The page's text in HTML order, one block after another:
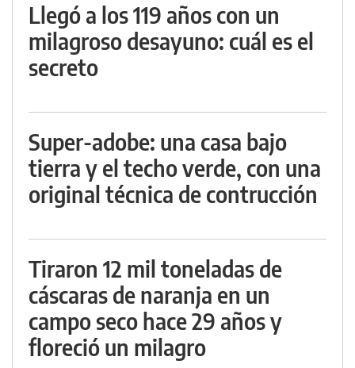
Llegó a los 119 años con un
milagroso desayuno: cuál es el
secreto
Super-adobe: una casa bajo
tierra y el techo verde, con una
original técnica de contrucción
Tiraron 12 mil toneladas de
cáscaras de naranja en un
campo seco hace 29 años y
floreció un milagro